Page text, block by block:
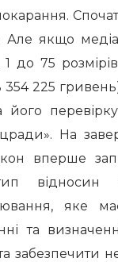
Але якщо
до 75 розмірів
354 225
його
На
вперше
відносин
яке
та